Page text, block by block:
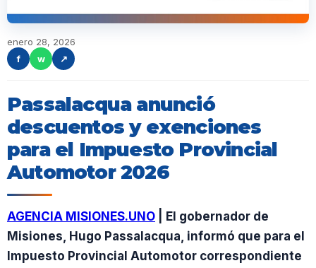
enero 28, 2026
f
w ↗
Passalacqua anunció
descuentos y exenciones
para el Impuesto Provincial
Automotor 2026
AGENCIA MISIONES.UNO | El gobernador de
Misiones, Hugo Passalacqua, informó que para el
Impuesto Provincial Automotor correspondiente